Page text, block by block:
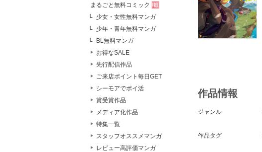
まるごと無料コミック
少女・女性無料マンガ
少年・青年無料マンガ
BL無料マンガ
お得なSALE
先行配信作品
ご来店ポイント毎日GET
シーモアでポイ活
賞受賞作品
メディア化作品
特集一覧
スタッフオススメマンガ
レビュー高評価マンガ
作品情報
ジャンル
作品タグ